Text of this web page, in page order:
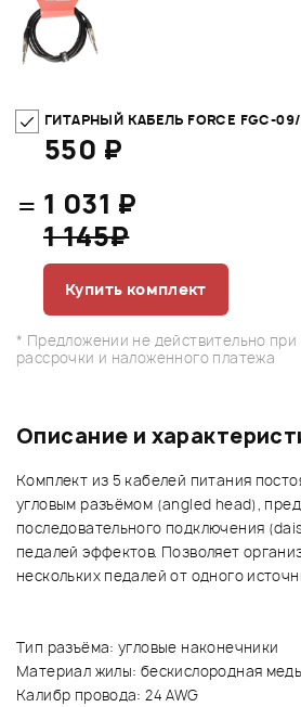
ГИТАРНЫЙ КАБЕЛЬ FORCE FGC-
550 ₽
= 1 031 ₽
1 145₽
Купить комплект
* Предложении не действительно
рассрочки и наложенного платежа
Описание и
Комплект из 5 кабелей питания
угловым разъёмом (angled head),
последовательного подключения
педалей эффектов. Позволяет
нескольких педалей от
Тип разъёма: угловые наконечники
Материал жилы: бескислородная медь
Калибр провода: 24 AWG